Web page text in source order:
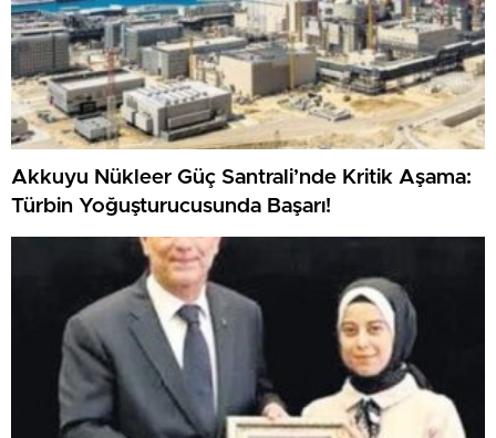
Akkuyu Nükleer Güç Santrali’nde Kritik Aşama:
Türbin Yoğuşturucusunda Başarı!